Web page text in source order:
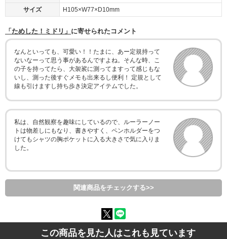
サイズ H105×W77×D10mm
「ためした！ミドリ」 に寄せられたコメント
なんといっても、可愛い！！たまに、あー定規持って
ないなーって思う事があるんですよね。そんな時、こ
の子を持ってたら、大袈裟に測ってますって感じもな
いし、測った後すぐメモも出来るし便利！ 定規として
線も引けますし持ち歩き決定アイテムでした。
私は、自然観察を趣味にしているので、ルーラーノー
トは物差しにもなり、書きやすく、ペンホルダーをつ
けてもシャツの胸ポケットに入る大きさで気に入りま
した。
関連商品をチェックする>>
この商品を見た人はこれも見ています